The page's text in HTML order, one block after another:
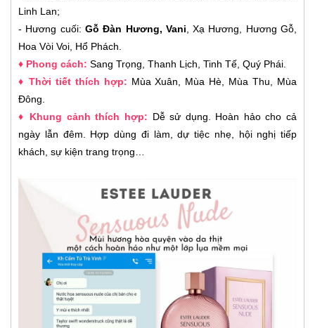
Linh Lan;
- Hương cuối: Gỗ Đàn Hương, Vani , Xạ Hương, Hương Gỗ,
Hoa Vòi Voi, Hổ Phách.
♦ Phong cách: Sang Trọng, Thanh Lịch, Tinh Tế, Quý Phái.
♦ Thời tiết thích hợp: Mùa Xuân, Mùa Hè, Mùa Thu, Mùa
Đông.
♦ Khung cảnh thích hợp: Dễ sử dụng. Hoàn hảo cho cả
ngày lẫn đêm. Hợp dùng đi làm, dự tiệc nhẹ, hội nghị tiếp
khách, sự kiện trang trọng…